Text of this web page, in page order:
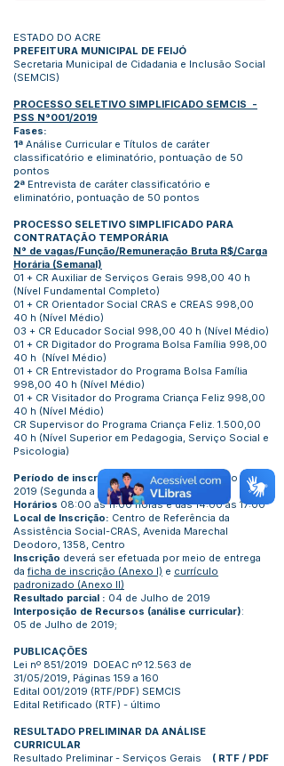
ESTADO DO ACRE
PREFEITURA MUNICIPAL DE FEIJÓ
Secretaria Municipal de Cidadania e Inclusão Social
(SEMCIS)
PROCESSO SELETIVO SIMPLIFICADO SEMCIS -
PSS N°001/2019
Fases:
1ª Análise Curricular e Títulos de caráter
classificatório e eliminatório, pontuação de 50
pontos
2ª Entrevista de caráter classificatório e
eliminatório, pontuação de 50 pontos
PROCESSO SELETIVO SIMPLIFICADO PARA
CONTRATAÇÃO TEMPORÁRIA
N° de vagas/Função/Remuneração Bruta R$/Carga
Horária (Semanal)
01 + CR Auxiliar de Serviços Gerais 998,00 40 h
(Nível Fundamental Completo)
01 + CR Orientador Social CRAS e CREAS 998,00
40 h (Nível Médio)
03 + CR Educador Social 998,00 40 h (Nível Médio)
01 + CR Digitador do Programa Bolsa Família 998,00
40 h (Nível Médio)
01 + CR Entrevistador do Programa Bolsa Família
998,00 40 h (Nível Médio)
01 + CR Visitador do Programa Criança Feliz 998,00
40 h (Nível Médio)
CR Supervisor do Programa Criança Feliz. 1.500,00
40 h (Nível Superior em Pedagogia, Serviço Social e
Psicologia)
Período de inscrições:24, 25 e 26 de Junho de
2019 (Segunda a quarta)
Horários 08:00 as 11:00 horas e das 14:00 as 17:00
Local de Inscrição: Centro de Referência da
Assistência Social-CRAS, Avenida Marechal
Deodoro, 1358, Centro
Inscrição deverá ser efetuada por meio de entrega
daficha de inscrição (Anexo I) e currículo
padronizado (Anexo II)
Resultado parcial : 04 de Julho de 2019
Interposição de Recursos (análise curricular):
05 de Julho de 2019;
PUBLICAÇÕES
Lei nº 851/2019 DOEAC nº 12.563 de
31/05/2019, Páginas 159 a 160
Edital 001/2019 (RTF/PDF) SEMCIS
Edital Retificado (RTF) - último
RESULTADO PRELIMINAR DA ANÁLISE
CURRICULAR
Resultado Preliminar - Serviços Gerais ( RTF / PDF